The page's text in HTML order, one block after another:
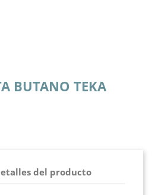
BUTANO TEKA
del producto